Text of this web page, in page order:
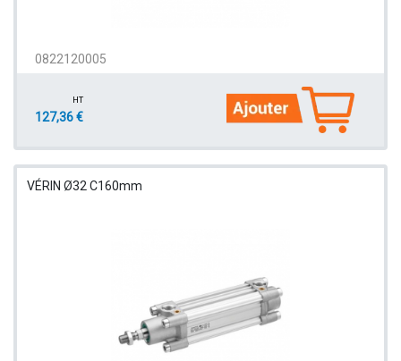
0822120005
HT
127,36 €
VÉRIN Ø32 C160mm